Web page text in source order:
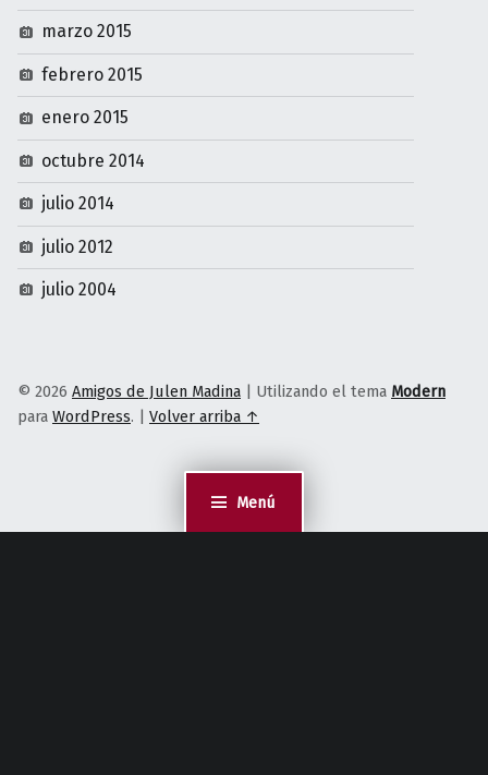
Menú
marzo 2015
febrero 2015
enero 2015
octubre 2014
julio 2014
julio 2012
julio 2004
© 2026 Amigos de Julen Madina | Utilizando el tema Modern
para WordPress. | Volver arriba ↑